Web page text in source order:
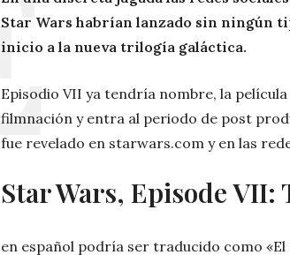
Star Wars habrían lanzado sin ningún
inicio a la nueva trilogía galáctica.
Episodio VII ya tendría nombre, la
filmnación y entra al periodo de post
fue revelado en starwars.com y en las
Star Wars, Episode VII:
en español podría ser traducido como